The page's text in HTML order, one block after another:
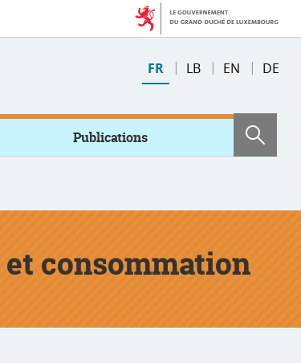
Changer
de
FR LB EN DE
Publications
consommation